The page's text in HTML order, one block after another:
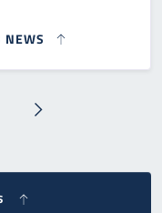
NEWS
Pagina successiva